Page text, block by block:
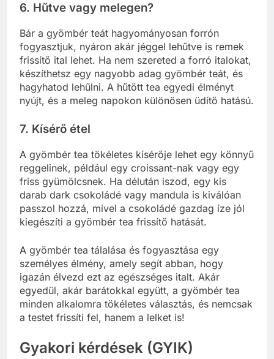
6. Hűtve vagy melegen?
Bár a gyömbér teát hagyományosan forrón
fogyasztjuk, nyáron akár jéggel lehűtve is remek
frissítő ital lehet. Ha nem szereted a forró italokat,
készíthetsz egy nagyobb adag gyömbér teát, és
hagyhatod lehűlni. A hűtött tea egyedi élményt
nyújt, és a meleg napokon különösen üdítő hatású.
7. Kísérő étel
A gyömbér tea tökéletes kísérője lehet egy könnyű
reggelinek, például egy croissant-nak vagy egy
friss gyümölcsnek. Ha délután iszod, egy kis
darab dark csokoládé vagy mandula is kiválóan
passzol hozzá, mivel a csokoládé gazdag íze jól
kiegészíti a gyömbér tea frissítő hatását.
A gyömbér tea tálalása és fogyasztása egy
személyes élmény, amely segít abban, hogy
igazán élvezd ezt az egészséges italt. Akár
egyedül, akár barátokkal együtt, a gyömbér tea
minden alkalomra tökéletes választás, és nemcsak
a testet frissíti fel, hanem a lelket is!
Gyakori kérdések (GYIK)